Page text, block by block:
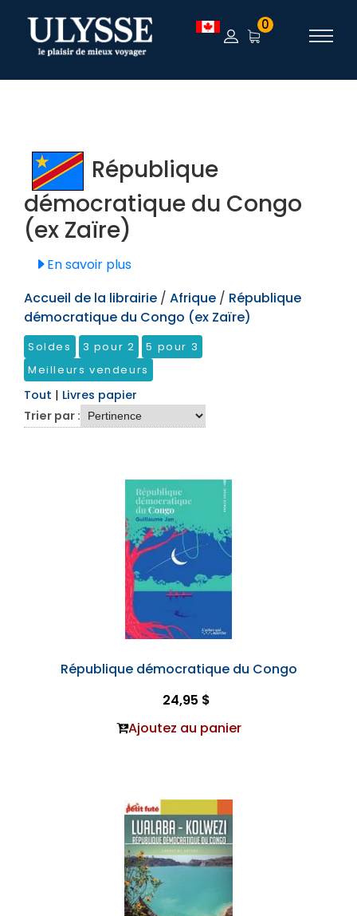
TEST 0
République
démocratique du Congo
(ex Zaïre)
En savoir plus
Accueil de la librairie / Afrique / République
démocratique du Congo (ex Zaïre)
Soldes 3 pour 2
5 pour 3
Meilleurs vendeurs
Tout | Livres papier
Trier par :
République démocratique du Congo
24,95 $
Ajoutez au panier